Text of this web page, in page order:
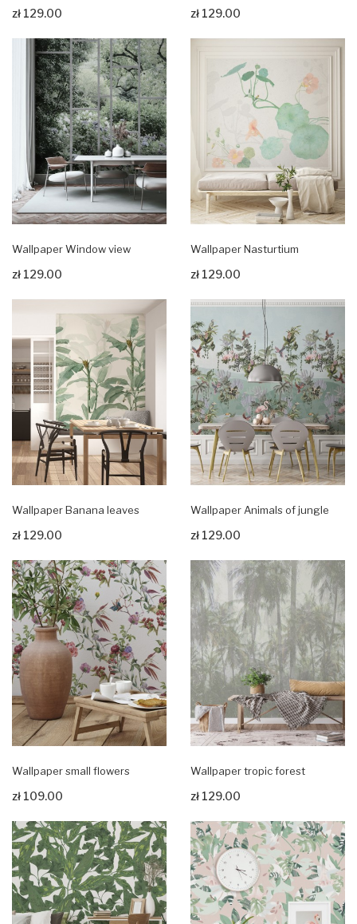
zł 129.00
Zobacz produkt zł 129.00
Zobacz produkt
Wallpaper Window view
zł 129.00
Zobacz produkt
Wallpaper Nasturtium
zł 129.00
Zobacz produkt
Wallpaper Banana leaves
zł 129.00
Zobacz produkt
Wallpaper Animals of jungle
zł 129.00
Zobacz produkt
Wallpaper small flowers
zł 109.00
Zobacz produkt
Wallpaper tropic forest
zł 129.00
Zobacz produkt